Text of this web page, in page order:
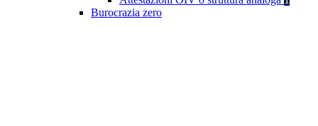
Burocrazia zero